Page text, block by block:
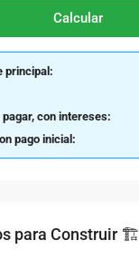
Calcular
principal:
pagar, con intereses:
pago inicial:
para Construir 🏗